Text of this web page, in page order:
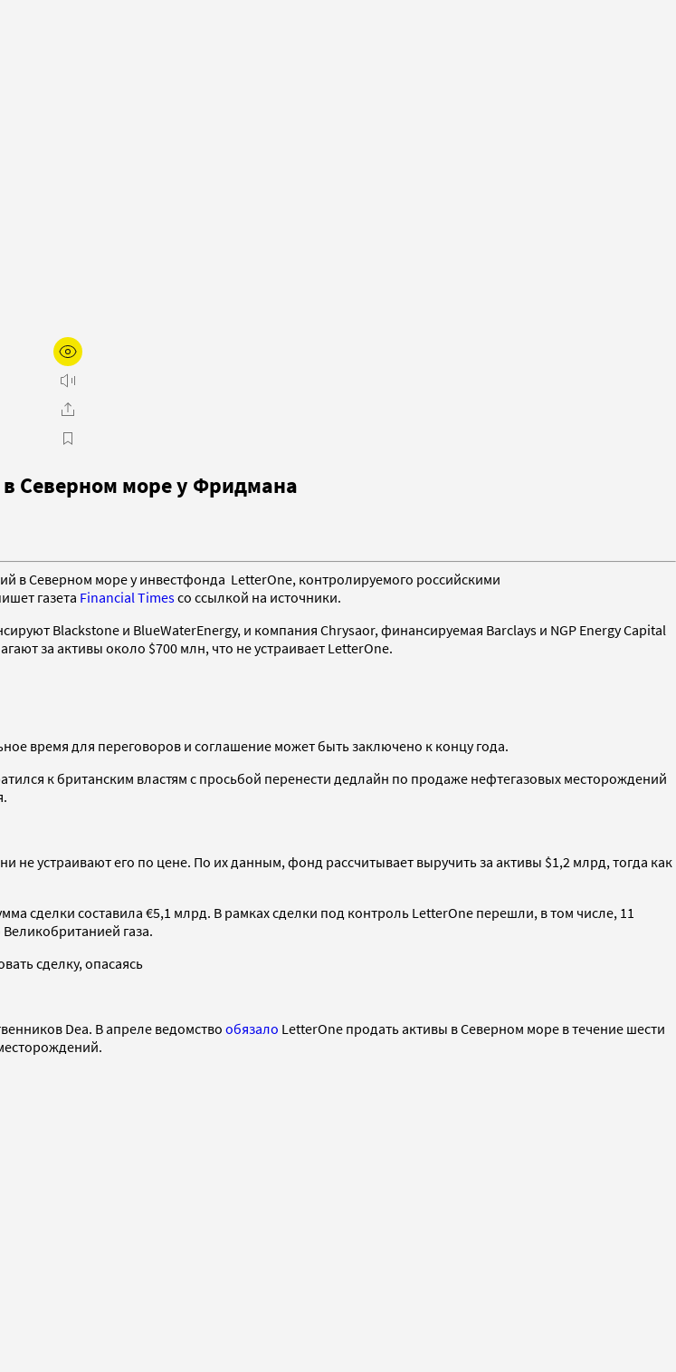
Северном море у Фридмана
в Северном море у инвестфонда LetterOne, контролируемого российскими
газета Financial Timesсо ссылкой на источники.
Blackstone и BlueWaterEnergy, и компания Chrysaor, финансируемая Barclays и NGP Energy Capital
за активы около $700 млн, что не устраивает LetterOne.
время для переговоров и соглашение может быть заключено к концу года.
к британским властям с просьбой перенести дедлайн по продаже нефтегазовых месторождений
устраивают его по цене. По их данным, фонд рассчитывает выручить за активы $1,2 млрд, тогда как
сделки составила €5,1 млрд. В рамках сделки под контроль LetterOne перешли, в том числе, 11
газа.
сделку, опасаясь
Dea. В апреле ведомство обязало LetterOne продать активы в Северном море в течение шести